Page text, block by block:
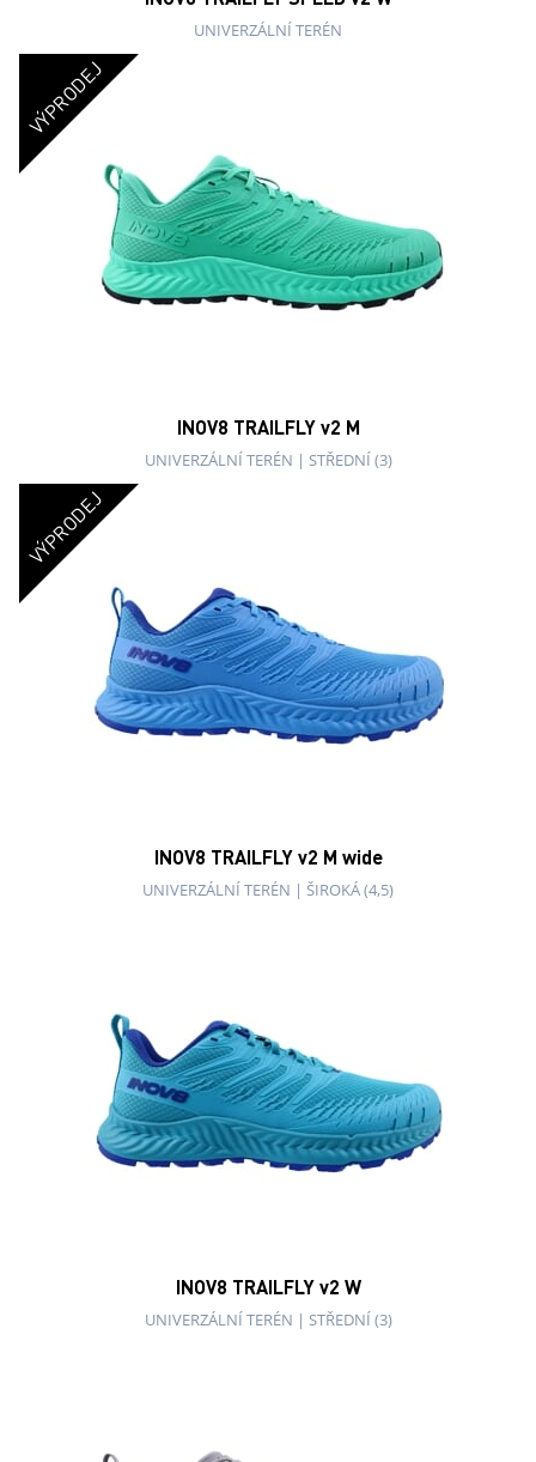
UNIVERZÁLNÍ TERÉN
VÝPRODEJ
INOV8 TRAILFLY v2 M
UNIVERZÁLNÍ TERÉN | STŘEDNÍ (3)
VÝPRODEJ
INOV8 TRAILFLY v2 M wide
UNIVERZÁLNÍ TERÉN | ŠIROKÁ (4,5)
INOV8 TRAILFLY v2 W
UNIVERZÁLNÍ TERÉN | STŘEDNÍ (3)